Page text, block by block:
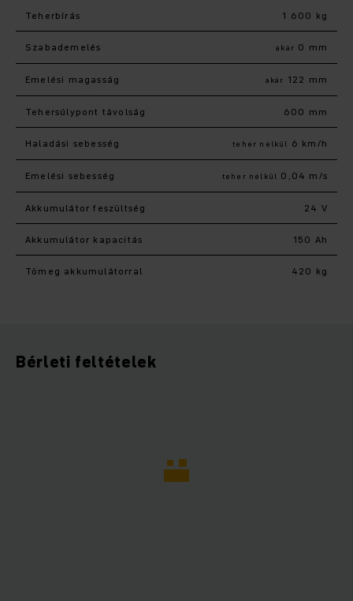
Teherbírás 1 600 kg
Szabademelés akár 0 mm
Emelési magasság akár 122 mm
Tehersúlypont távolság 600 mm
Haladási sebesség teher nélkül 6 km/h
Emelési sebesség teher nélkül 0,04 m/s
Akkumulátor feszültség 24 V
Akkumulátor kapacitás 150 Ah
Tömeg akkumulátorral 420 kg
Bérleti feltételek